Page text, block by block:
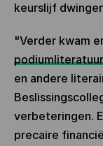
keurslijf
"Verder kwam
podiumliteratuur
en andere
verbeteringen.
precaire